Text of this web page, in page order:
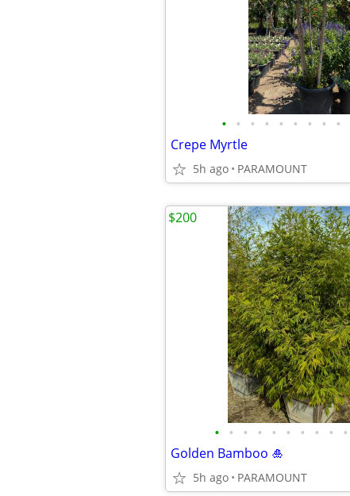
• • • • • • • • •
Crepe Myrtle
5h ago PARAMOUNT
• • • • • • • • • •
Golden Bamboo 🎍
5h ago PARAMOUNT
$200